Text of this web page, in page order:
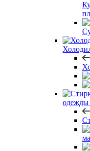
одежды